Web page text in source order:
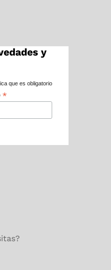
y
que es obligatorio
*